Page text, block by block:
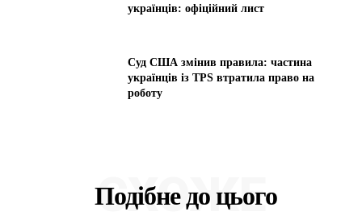
українців: офіційний лист
Суд США змінив правила: частина
українців із TPS втратила право на
роботу
Подібне до цього
СХОЖЕ